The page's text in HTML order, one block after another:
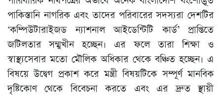
পাকিস্তানি নাগরিক এবং তাদের পরিবারের সদস্যরা দেশটির
‘কম্পিউটারাইজড ন্যাশনাল আইডেন্টিটি কার্ড’ প্রাপ্তিতে
জটিলতার সম্মুখীন হচ্ছেন। এর ফলে তারা শিক্ষা ও
স্বাস্থ্যসেবার মতো মৌলিক অধিকার থেকে বঞ্চিত হচ্ছেন। এ
বিষয়ে উদ্বেগ প্রকাশ করে মন্ত্রী বিষয়টিকে সম্পূর্ণ মানবিক
দৃষ্টিকোণ থেকে বিবেচনা করতে এবং এর দ্রুত স্থায়ী